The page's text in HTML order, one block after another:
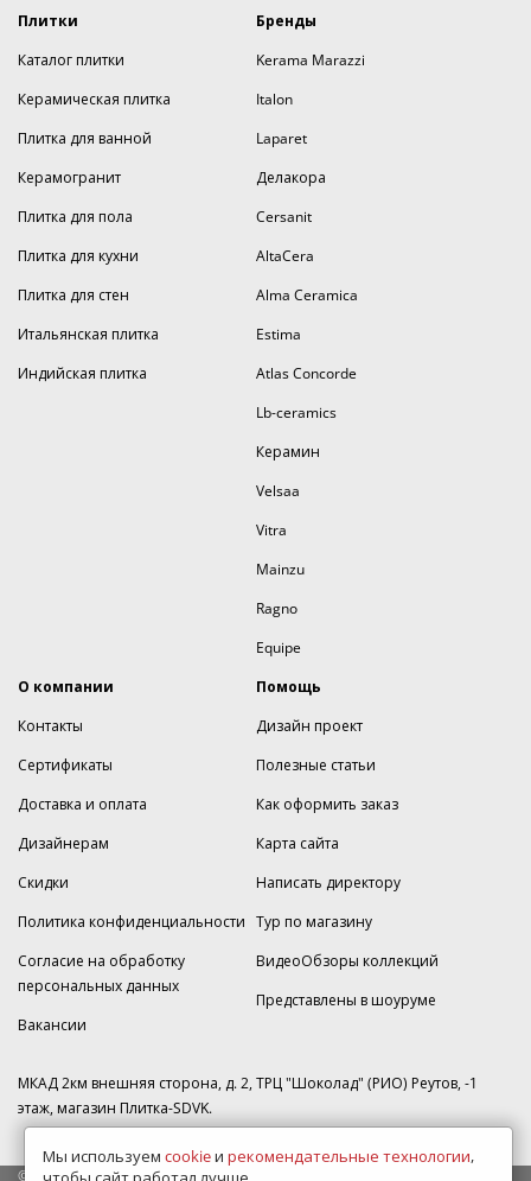
Плитки
Каталог плитки
Керамическая плитка
Плитка для ванной
Керамогранит
Плитка для пола
Плитка для кухни
Плитка для стен
Итальянская плитка
Индийская плитка
Бренды
Kerama Marazzi
Italon
Laparet
Делакора
Cersanit
AltaCera
Alma Ceramica
Estima
Atlas Concorde
Lb-ceramics
Керамин
Velsaa
Vitra
Mainzu
Ragno
Equipe
О компании
Контакты
Сертификаты
Доставка и оплата
Дизайнерам
Скидки
Политика конфиденциальности
Согласие на обработку
персональных данных
Вакансии
Помощь
Дизайн проект
Полезные статьи
Как оформить заказ
Карта сайта
Написать директору
Тур по магазину
ВидеоОбзоры коллекций
Представлены в шоуруме
МКАД 2км внешняя сторона, д. 2, ТРЦ "Шоколад" (РИО) Реутов, -1
этаж, магазин Плитка-SDVK.
© 2009—2026 г. Все права защищены
Мы используем cookieи рекомендательные технологии,